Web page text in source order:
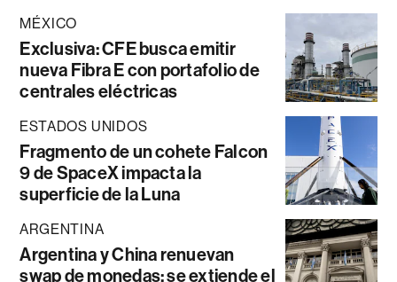
MÉXICO
Exclusiva: CFE busca emitir
nueva Fibra E con portafolio de
centrales eléctricas
ESTADOS UNIDOS
Fragmento de un cohete Falcon
9 de SpaceX impacta la
superficie de la Luna
ARGENTINA
Argentina y China renuevan
swap de monedas: se extiende el